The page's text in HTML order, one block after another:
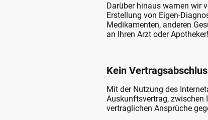
Darüber hinaus warnen wir
Erstellung von Eigen-
Medikamenten, anderen
an Ihren Arzt oder Apotheker!
Kein
Mit der Nutzung des
Auskunftsvertrag, zwischen
vertraglichen Ansprüche